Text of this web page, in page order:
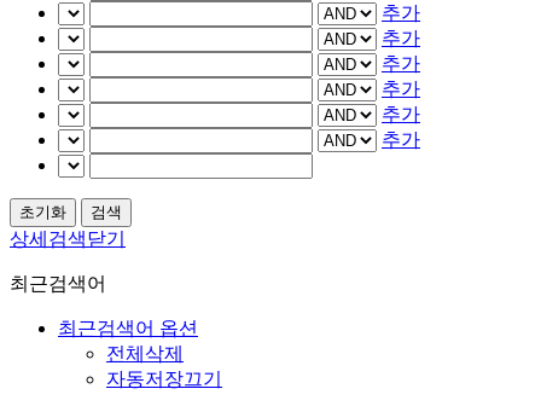
추가
추가
추가
추가
추가
추가
상세검색닫기
최근검색어
최근검색어 옵션
전체삭제
자동저장끄기